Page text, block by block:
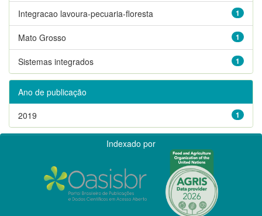
1
Integracao lavoura-pecuaria-floresta
1
Mato Grosso
1
Sistemas integrados
Ano de publicação
1
2019
Indexado por